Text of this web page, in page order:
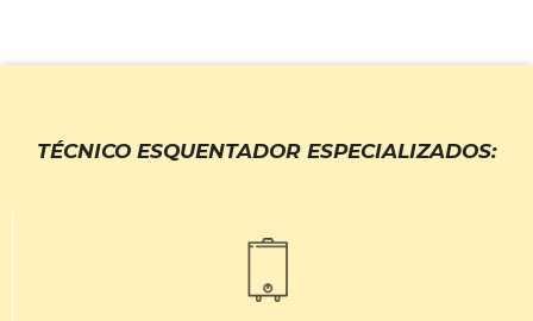
TÉCNICO ESQUENTADOR ESPECIALIZADOS: